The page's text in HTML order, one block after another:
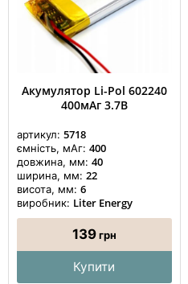
Акумулятор Li-Pol 602240
400мАг 3.7В
артикул: 5718
ємність, мАг: 400
довжина, мм: 40
ширина, мм: 22
висота, мм: 6
виробник: Liter Energy
139грн
Купити